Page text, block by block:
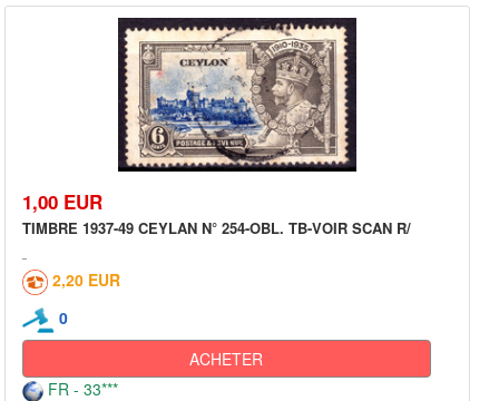
1,00 EUR
TIMBRE 1937-49 CEYLAN N° 254-OBL. TB-VOIR SCAN R/
2,20 EUR
0
ACHETER
FR - 33***